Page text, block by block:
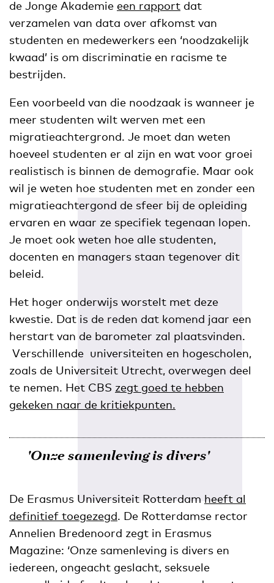
de Jonge Akademie een rapport dat
verzamelen van data over afkomst van
studenten en medewerkers een ‘noodzakelijk
kwaad’ is om discriminatie en racisme te
bestrijden.
Een voorbeeld van die noodzaak is wanneer je
meer studenten wilt werven met een
migratieachtergrond. Je moet dan weten
hoeveel studenten er al zijn en wat voor groei
realistisch is binnen de demografie. Maar ook
wil je weten hoe studenten met en zonder een
migratieachtergond de sfeer bij de opleiding
ervaren en waar ze specifiek tegenaan lopen.
Je moet ook weten hoe alle studenten,
docenten en managers staan tegenover dit
beleid.
Het hoger onderwijs worstelt met deze
kwestie. Dat is de reden dat komend jaar een
herstart van de barometer zal plaatsvinden.
Verschillende universiteiten en hogescholen,
zoals de Universiteit Utrecht, overwegen deel
te nemen. Het CBS zegt goed te hebben
gekeken naar de kritiekpunten.
'Onze samenleving is divers'
De Erasmus Universiteit Rotterdam heeft al
definitief toegezegd. De Rotterdamse rector
Annelien Bredenoord zegt in Erasmus
Magazine: ‘Onze samenleving is divers en
iedereen, ongeacht geslacht, seksuele